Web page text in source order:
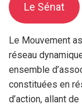
Le Sénat
Le Mouvement
réseau
ensemble
constituées en
d’action, allant